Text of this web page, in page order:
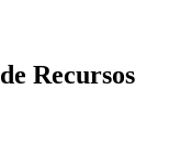
Recursos